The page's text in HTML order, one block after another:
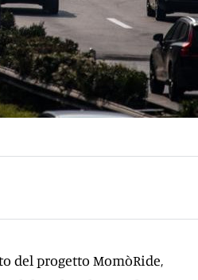
del progetto MomòRide,